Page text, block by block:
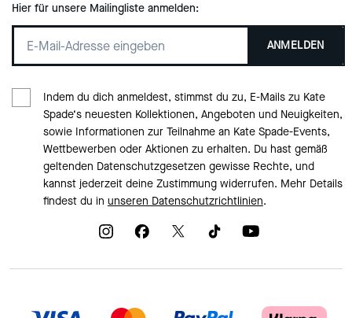
Hier für unsere Mailingliste anmelden:
ANMELDEN
Indem du dich anmeldest, stimmst du zu, E-Mails zu Kate
Spade‘s neuesten Kollektionen, Angeboten und Neuigkeiten,
sowie Informationen zur Teilnahme an Kate Spade-Events,
Wettbewerben oder Aktionen zu erhalten. Du hast gemäß
geltenden Datenschutzgesetzen gewisse Rechte, und
kannst jederzeit deine Zustimmung widerrufen. Mehr Details
findest du in unseren Datenschutzrichtlinien.